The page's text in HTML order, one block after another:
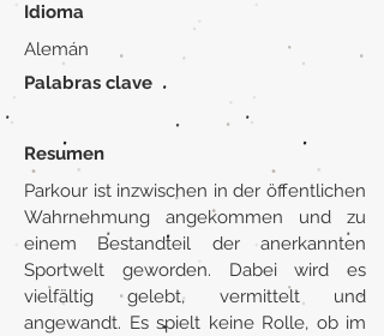
Idioma
Alemán
Palabras clave
Resumen
Parkour ist inzwischen in der öffentlichen
Wahrnehmung angekommen und zu
einem Bestandteil der anerkannten
Sportwelt geworden. Dabei wird es
vielfältig gelebt, vermittelt und
angewandt. Es spielt keine Rolle, ob im